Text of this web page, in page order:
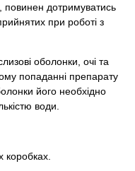
дотримуватись
при роботі з
оболонки, очі та
попаданні препарату
його необхідно
води.
коробках.